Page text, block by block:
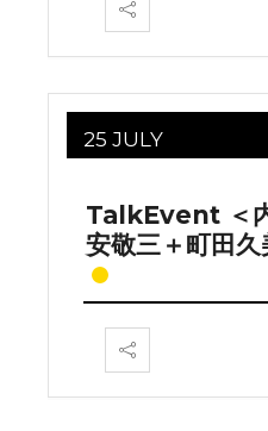
25 JULY
TalkEvent ＜
安敬三＋町田久